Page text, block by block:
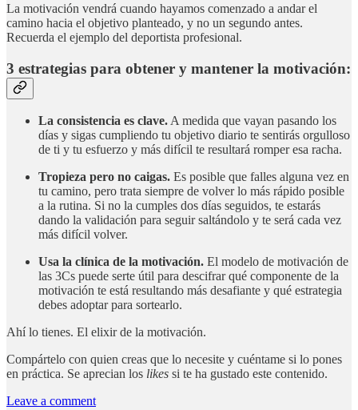
La motivación vendrá cuando hayamos comenzado a andar el
camino hacia el objetivo planteado, y no un segundo antes.
Recuerda el ejemplo del deportista profesional.
3 estrategias para obtener y mantener la motivación:
La consistencia es clave. A medida que vayan pasando los
días y sigas cumpliendo tu objetivo diario te sentirás orgulloso
de ti y tu esfuerzo y más difícil te resultará romper esa racha.
Tropieza pero no caigas. Es posible que falles alguna vez en
tu camino, pero trata siempre de volver lo más rápido posible
a la rutina. Si no la cumples dos días seguidos, te estarás
dando la validación para seguir saltándolo y te será cada vez
más difícil volver.
Usa la clínica de la motivación. El modelo de motivación de
las 3Cs puede serte útil para descifrar qué componente de la
motivación te está resultando más desafiante y qué estrategia
debes adoptar para sortearlo.
Ahí lo tienes. El elixir de la motivación.
Compártelo con quien creas que lo necesite y cuéntame si lo pones
en práctica. Se aprecian los likes si te ha gustado este contenido.
Leave a comment